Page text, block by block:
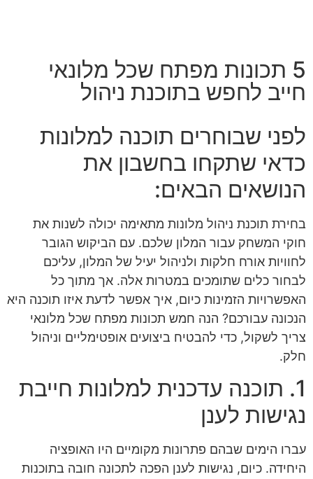
5 תכונות מפתח שכל מלונאי
חייב לחפש בתוכנת ניהול
לפני שבוחרים תוכנה למלונות
כדאי שתקחו בחשבון את
הנושאים הבאים:
בחירת תוכנת ניהול מלונות מתאימה יכולה לשנות את
חוקי המשחק עבור המלון שלכם. עם הביקוש הגובר
לחוויות אורח חלקות ולניהול יעיל של המלון, עליכם
לבחור כלים שתומכים במטרות אלה. אך מתוך כל
האפשרויות הזמינות כיום, איך אפשר לדעת איזו תוכנה היא
הנכונה עבורכם? הנה חמש תכונות מפתח שכל מלונאי
צריך לשקול, כדי להבטיח ביצועים אופטימליים וניהול
חלק.
1. תוכנה עדכנית למלונות חייבת
נגישות לענן
עברו הימים שבהם פתרונות מקומיים היו האופציה
היחידה. כיום, נגישות לענן הפכה לתכונה חובה בתוכנות